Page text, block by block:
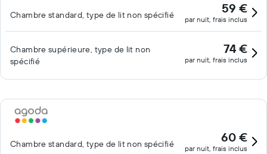
Chambre standard, type de lit non spécifié 59 €
par nuit, frais inclus
Chambre supérieure, type de lit non
spécifié
74 €
par nuit, frais inclus
Chambre standard, type de lit non spécifié 60 €
par nuit, frais inclus